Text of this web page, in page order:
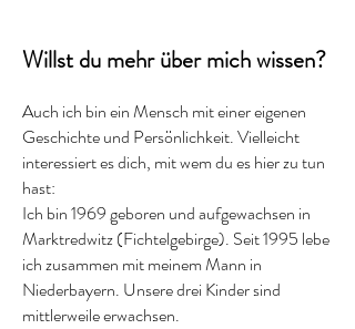
Willst du mehr über mich wissen?
Auch ich bin ein Mensch mit einer eigenen
Geschichte und Persönlichkeit. Vielleicht
interessiert es dich, mit wem du es hier zu tun
hast:
Ich bin 1969 geboren und aufgewachsen in
Marktredwitz (Fichtelgebirge). Seit 1995 lebe
ich zusammen mit meinem Mann in
Niederbayern. Unsere drei Kinder sind
mittlerweile erwachsen.